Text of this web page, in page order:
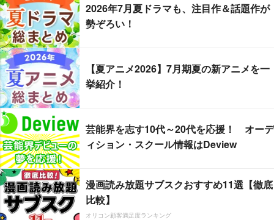
2026年7月夏ドラマも、注目作＆話題作が
勢ぞろい！
【夏アニメ2026】7月期夏の新アニメを一
挙紹介！
芸能界を志す10代～20代を応援！ オーデ
ィション・スクール情報はDeview
漫画読み放題サブスクおすすめ11選【徹底
比較】
オリコン顧客満足度ランキング